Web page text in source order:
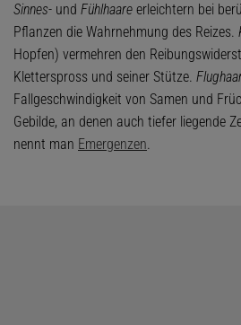
Sinnes- und Fühlhaare erleichtern bei
Pflanzen die Wahrnehmung des Reizes.
Hopfen) vermehren den
Kletterspross und seiner Stütze.
Fallgeschwindigkeit von Samen und
Gebilde, an denen auch tiefer liegende
nennt man Emergenzen.